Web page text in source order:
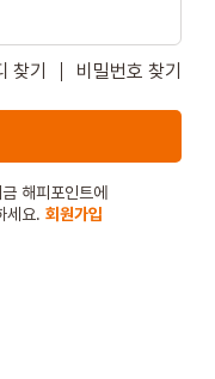
찾기 비밀번호 찾기
해피포인트에
세요. 회원가입